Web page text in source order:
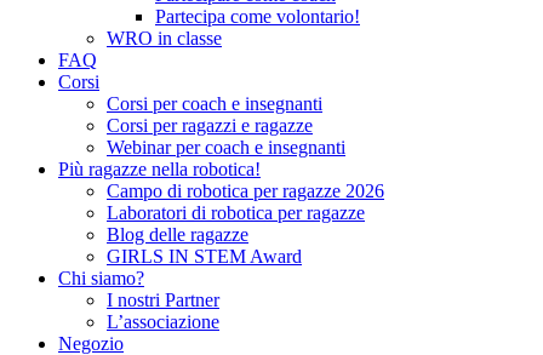
Partecipa come volontario!
WRO in classe
FAQ
Corsi
Corsi per coach e insegnanti
Corsi per ragazzi e ragazze
Webinar per coach e insegnanti
Più ragazze nella robotica!
Campo di robotica per ragazze 2026
Laboratori di robotica per ragazze
Blog delle ragazze
GIRLS IN STEM Award
Chi siamo?
I nostri Partner
L’associazione
Negozio